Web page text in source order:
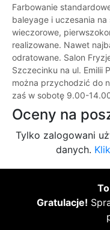
Farbowanie
baleyage i uczesania
wieczorowe,
realizowane. Nawet
odratowane. Salon
Szczecinku na ul. Emilii
można przychodzić do
zaś w sobotę 9.00-
Oceny na
Tylko zalogowani
danych.
Gratulacje!